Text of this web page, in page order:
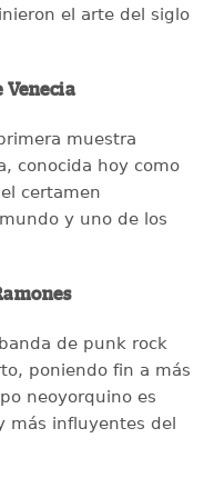
el arte del siglo
Venecia
muestra
conocida hoy como
certamen
y uno de los
de punk rock
poniendo fin a más
neoyorquino es
más influyentes del